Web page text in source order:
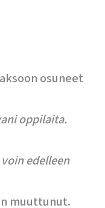
osuneet
oppilaita.
edelleen
muuttunut.